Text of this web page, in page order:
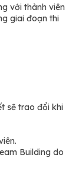
với thành viên
giai đoạn thi
sẽ trao đổi khi
Building do